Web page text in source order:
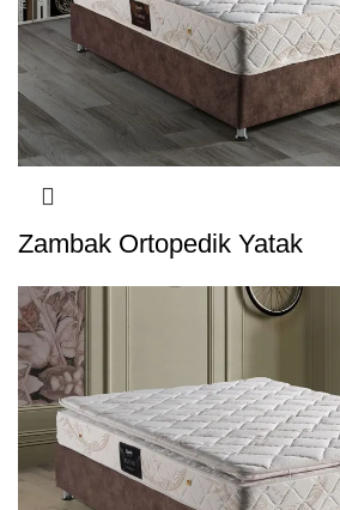
Zambak Ortopedik Yatak